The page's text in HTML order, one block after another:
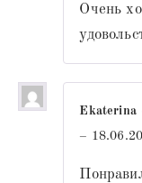
Очень
Ekaterina
–